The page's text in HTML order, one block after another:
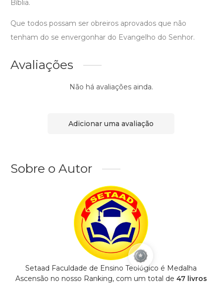
Bíblia.
Que todos possam ser obreiros aprovados que não
tenham do se envergonhar do Evangelho do Senhor.
Avaliações
Não há avaliações ainda.
Adicionar uma avaliação
Sobre o Autor
Setaad Faculdade de Ensino Teológico é Medalha
Ascensão no nosso Ranking, com um total de 47 livros